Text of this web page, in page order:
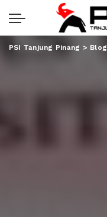
PSI Tanjung Pinang > Blog